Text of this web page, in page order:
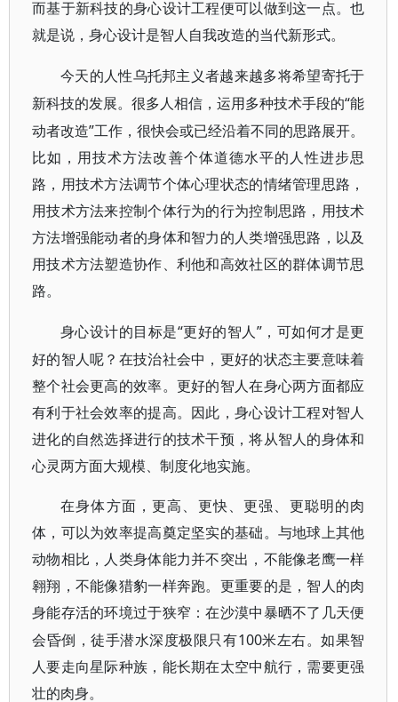
而基于新科技的身心设计工程便可以做到这一点。也
就是说，身心设计是智人自我改造的当代新形式。
今天的人性乌托邦主义者越来越多将希望寄托于
新科技的发展。很多人相信，运用多种技术手段的“能
动者改造”工作，很快会或已经沿着不同的思路展开。
比如，用技术方法改善个体道德水平的人性进步思
路，用技术方法调节个体心理状态的情绪管理思路，
用技术方法来控制个体行为的行为控制思路，用技术
方法增强能动者的身体和智力的人类增强思路，以及
用技术方法塑造协作、利他和高效社区的群体调节思
路。
身心设计的目标是“更好的智人”，可如何才是更
好的智人呢？在技治社会中，更好的状态主要意味着
整个社会更高的效率。更好的智人在身心两方面都应
有利于社会效率的提高。因此，身心设计工程对智人
进化的自然选择进行的技术干预，将从智人的身体和
心灵两方面大规模、制度化地实施。
在身体方面，更高、更快、更强、更聪明的肉
体，可以为效率提高奠定坚实的基础。与地球上其他
动物相比，人类身体能力并不突出，不能像老鹰一样
翱翔，不能像猎豹一样奔跑。更重要的是，智人的肉
身能存活的环境过于狭窄：在沙漠中暴晒不了几天便
会昏倒，徒手潜水深度极限只有100米左右。如果智
人要走向星际种族，能长期在太空中航行，需要更强
壮的肉身。